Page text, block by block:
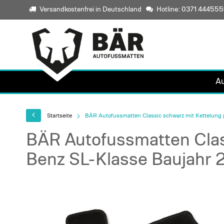
Versandkostenfrei in Deutschland Hotline: 0371
Startseite BÄR Autofussmatten Classic schwarz mit Kettelung
BÄR Autofussmatten
Benz SL-Klasse Baujahr